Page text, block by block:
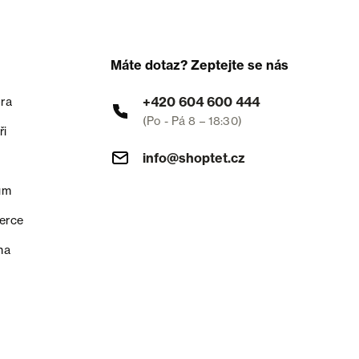
Máte dotaz? Zeptejte se nás
+420 604 600 444
(Po - Pá 8 – 18:30)
info@shoptet.cz